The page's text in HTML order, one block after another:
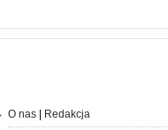
O nas| Redakcja